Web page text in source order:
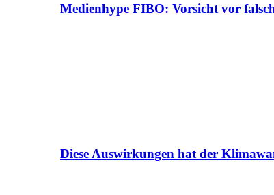
Medienhype FIBO: Vorsicht vor
Diese Auswirkungen hat der